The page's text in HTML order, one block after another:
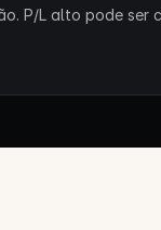
P/L alto pode ser